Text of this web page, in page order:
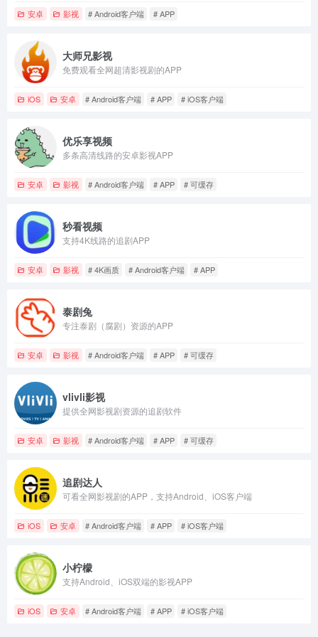
安卓 影视 # Android客户端 # APP
大师兄影视
免费观看全网超清影视剧的APP
iOS 安卓 # Android客户端 # APP # iOS客户端
优乐享视频
多条高清线路的安卓影视APP
安卓 影视 # Android客户端 # APP # 可缓存
秒看视频
支持4K线路的追剧APP
安卓 影视 # 4K画质 # Android客户端 # APP
泰剧兔
专注泰剧（腐剧）资源的APP
安卓 影视 # Android客户端 # APP # 可缓存
vlivli影视
提供全网影视剧资源的追剧软件
安卓 影视 # Android客户端 # APP # 可缓存
追剧达人
可看全网影视剧的APP，支持Android、iOS客户端
iOS 安卓 # Android客户端 # APP # iOS客户端
小柠檬
支持Android、iOS双端的影视APP
iOS 安卓 # Android客户端 # APP # iOS客户端